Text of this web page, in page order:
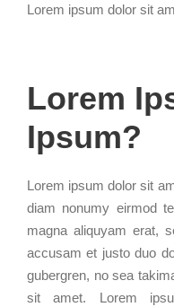
Lorem ipsum dolor sit
Lorem
Ipsum?
Lorem ipsum dolor sit
diam nonumy eirmod
magna aliquyam erat,
accusam et justo duo
gubergren, no sea
sit amet. Lorem